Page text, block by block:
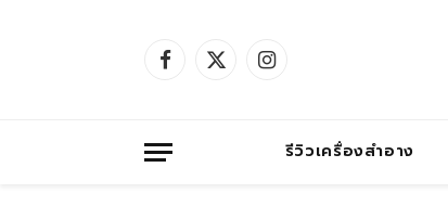
Facebook
X
Instagram
รีวิวเครื่องสำอาง